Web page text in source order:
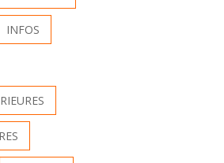
INFOS